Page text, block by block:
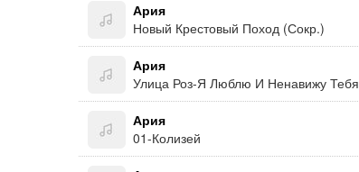
Ария
Новый Крестовый Поход (Сокр.)
Ария
Улица Роз-Я Люблю И Ненавижу Тебя
Ария
01-Колизей